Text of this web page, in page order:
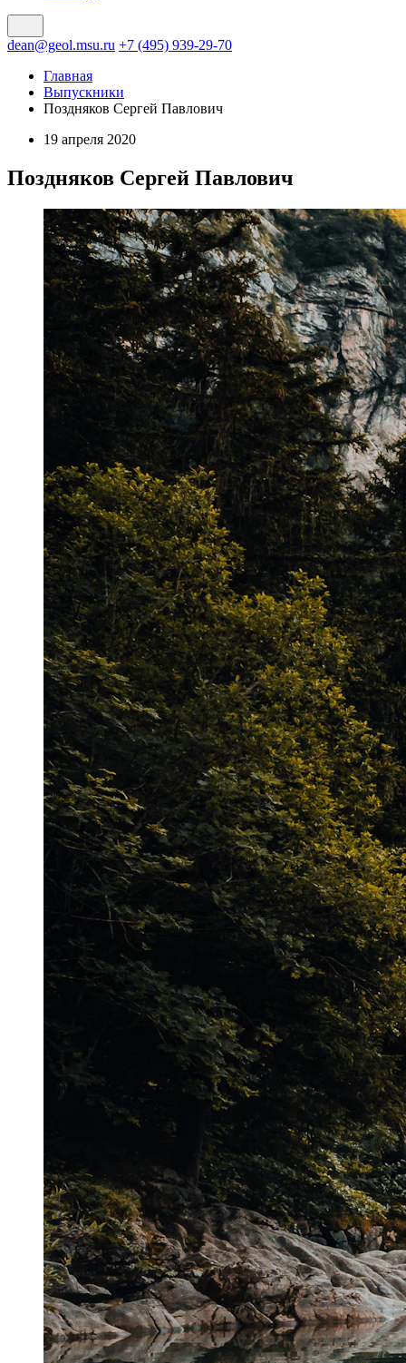
dean@geol.msu.ru +7 (495) 939-29-70
Главная
Выпускники
Поздняков Сергей Павлович
19 апреля 2020
Поздняков Сергей Павлович